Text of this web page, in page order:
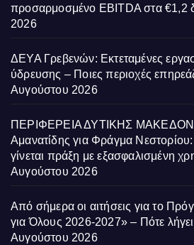
προσαρμοσμένο EBITDA στα €1,2
2026
ΔΕΥΑ Γρεβενών: Εκτεταμένες
ύδρευσης – Ποιες περιοχές
Αυγούστου 2026
ΠΕΡΙΦΕΡΕΙΑ ΔΥΤΙΚΗΣ
Αμανατίδης για Φράγμα
γίνεται πράξη με εξασφαλισμένη
Αυγούστου 2026
Από σήμερα οι αιτήσεις για το
για Όλους 2026-2027» – Πότε
Αυγούστου 2026